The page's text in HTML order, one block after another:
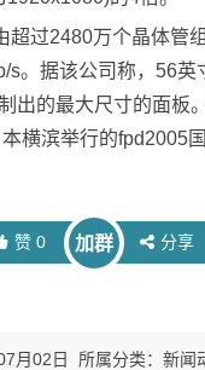
过2480万个晶体管
s。据该公司称，56英
出的最大尺寸的面板
横滨举行的fpd2005
赞 0 加群 分享
月02日 所属分类：新闻